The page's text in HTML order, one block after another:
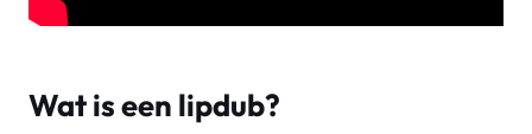
Wat is een lipdub?